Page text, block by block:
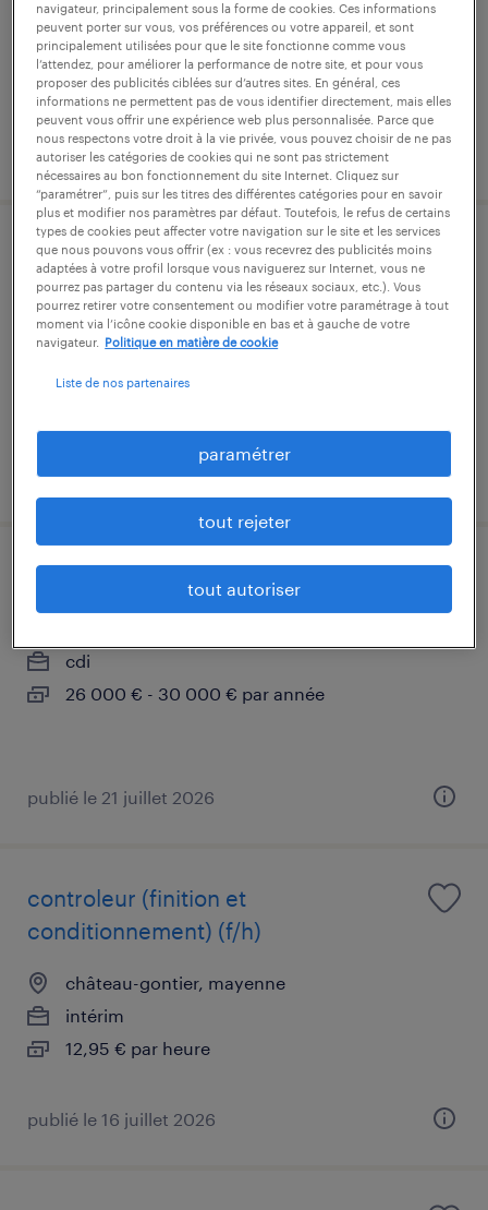
château-gontier, mayenne
intérim
12,95 € par heure
publié le 22 juillet 2026
conducteur de presse (f/h) 2x8
château-gontier, mayenne
intérim
publié le 22 juillet 2026
chef d'équipe fabrication h/f
cdi
26 000 € - 30 000 € par année
publié le 21 juillet 2026
controleur (finition et
conditionnement) (f/h)
château-gontier, mayenne
intérim
12,95 € par heure
publié le 16 juillet 2026
navigateur, principalement sous la forme de cookies. Ces informations
peuvent porter sur vous, vos préférences ou votre appareil, et sont
principalement utilisées pour que le site fonctionne comme vous
l’attendez, pour améliorer la performance de notre site, et pour vous
proposer des publicités ciblées sur d’autres sites. En général, ces
informations ne permettent pas de vous identifier directement, mais elles
peuvent vous offrir une expérience web plus personnalisée. Parce que
nous respectons votre droit à la vie privée, vous pouvez choisir de ne pas
autoriser les catégories de cookies qui ne sont pas strictement
nécessaires au bon fonctionnement du site Internet. Cliquez sur
“paramétrer”, puis sur les titres des différentes catégories pour en savoir
plus et modifier nos paramètres par défaut. Toutefois, le refus de certains
types de cookies peut affecter votre navigation sur le site et les services
que nous pouvons vous offrir (ex : vous recevrez des publicités moins
adaptées à votre profil lorsque vous naviguerez sur Internet, vous ne
pourrez pas partager du contenu via les réseaux sociaux, etc.). Vous
pourrez retirer votre consentement ou modifier votre paramétrage à tout
moment via l’icône cookie disponible en bas et à gauche de votre
navigateur.
Politique en matière de cookie
Liste de nos partenaires
paramétrer
tout rejeter
tout autoriser